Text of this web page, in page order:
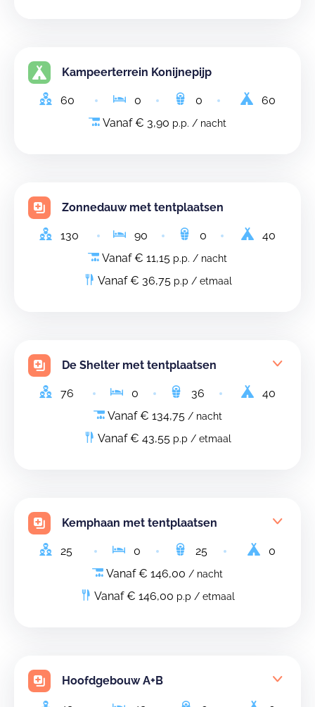
Kampeerterrein Konijnepijp
60 0 0
60
Vanaf € 3,90 p.p. / nacht
Zonnedauw met tentplaatsen
130 90 0
40
Vanaf € 11,15 p.p. / nacht
Vanaf € 36,75 p.p / etmaal
De Shelter met tentplaatsen
76 0 36
40
Vanaf € 134,75 / nacht
Vanaf € 43,55 p.p / etmaal
Kemphaan met tentplaatsen
25 0 25
0
Vanaf € 146,00 / nacht
Vanaf € 146,00 p.p / etmaal
Hoofdgebouw A+B